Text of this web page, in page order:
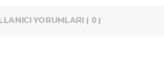
YORUMLARI ( 0 )